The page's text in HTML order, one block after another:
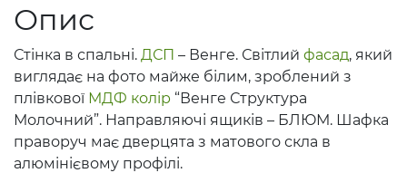
Опис
Стінка в спальні. ДСП – Венге. Світлий фасад, який
виглядає на фото майже білим, зроблений з
плівкової МДФ колір “Венге Структура
Молочний”. Направляючі ящиків – БЛЮМ. Шафка
праворуч має дверцята з матового скла в
алюмінієвому профілі.